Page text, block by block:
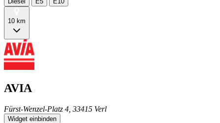
10 km
AVIA
Fürst-Wenzel-Platz 4, 33415 Verl
Widget einbinden